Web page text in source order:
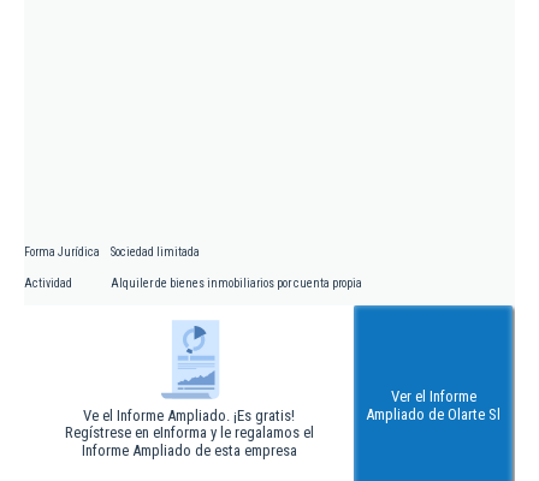
Forma Jurídica Sociedad limitada
Actividad Alquiler de bienes inmobiliarios por cuenta propia
Ve el Informe Ampliado. ¡Es gratis!
Regístrese en eInforma y le regalamos el
Informe Ampliado de esta empresa
Ver el Informe
Ampliado de Olarte Sl